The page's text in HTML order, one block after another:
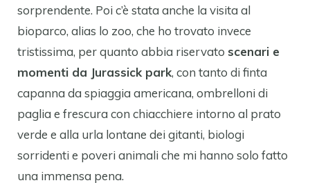
sorprendente. Poi c’è stata anche la visita al
bioparco, alias lo zoo, che ho trovato invece
tristissima, per quanto abbia riservato scenari e
momenti da Jurassick park, con tanto di finta
capanna da spiaggia americana, ombrelloni di
paglia e frescura con chiacchiere intorno al prato
verde e alla urla lontane dei gitanti, biologi
sorridenti e poveri animali che mi hanno solo fatto
una immensa pena.